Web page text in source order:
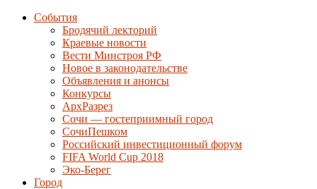
События
Бродячий лекторий
Краевые новости
Вести Минстроя РФ
Новое в законодательстве
Объявления и анонсы
Конкурсы
АрхРазрез
Сочи — гостеприимный город
СочиПешком
Российский инвестиционный форум
FIFA World Cup 2018
Эко-Берег
Город